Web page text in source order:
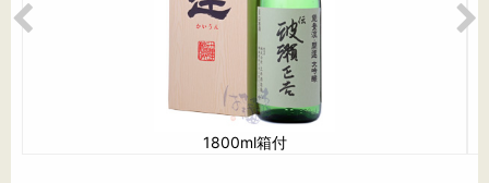
1800ml箱付